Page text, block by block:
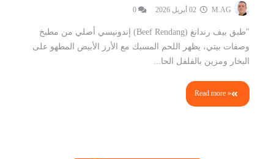
M.AG
0
"طبق بيف رندانغ (Beef Rendang) إندونيسي أصلي من مطبخ
وصفات بيتي، يظهر اللحم المسبك مع الأرز الأبيض المطهو على
البخار ومزين بالفلفل الحا...
Read more »